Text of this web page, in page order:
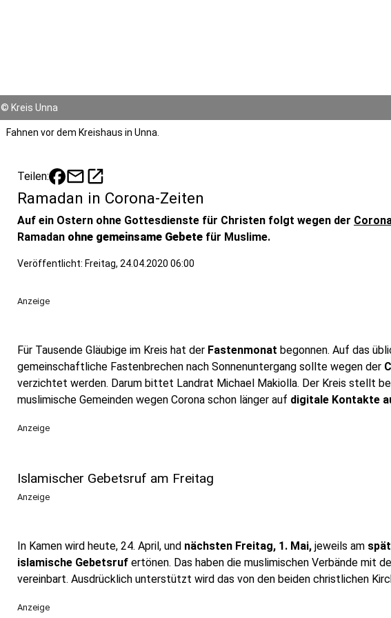
© Kreis Unna
Fahnen vor dem Kreishaus in Unna.
Teilen: mailopen_in_new
Ramadan in Corona-Zeiten
Auf ein Ostern ohne Gottesdienste für Christen folgt wegen der
Ramadan ohne gemeinsame Gebete für Muslime.
Veröffentlicht: Freitag, 24.04.2020 06:00
Anzeige
Für Tausende Gläubige im Kreis hat der Fastenmonat begonnen. Auf das
gemeinschaftliche Fastenbrechen nach Sonnenuntergang sollte wegen der
verzichtet werden. Darum bittet Landrat Michael Makiolla. Der Kreis stellt
muslimische Gemeinden wegen Corona schon länger auf digitale Kontakte
Anzeige
Islamischer Gebetsruf am Freitag
Anzeige
In Kamen wird heute, 24. April, und nächsten Freitag, 1. Mai, jeweils am
islamische Gebetsruf ertönen. Das haben die muslimischen Verbände mit
vereinbart. Ausdrücklich unterstützt wird das von den beiden christlichen
Anzeige